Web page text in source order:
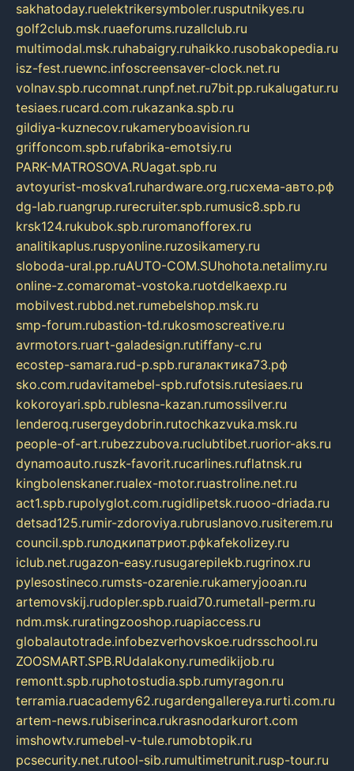
sakhatoday.ruelektrikersymboler.rusputnikyes.ru
golf2club.msk.ruaeforums.ruzallclub.ru
multimodal.msk.ruhabaigry.ruhaikko.rusobakopedia.ru
isz-fest.ruewnc.infoscreensaver-clock.net.ru
volnav.spb.rucomnat.runpf.net.ru7bit.pp.rukalugatur.ru
tesiaes.rucard.com.rukazanka.spb.ru
gildiya-kuznecov.rukameryboavision.ru
griffoncom.spb.rufabrika-emotsiy.ru
PARK-MATROSOVA.RUagat.spb.ru
avtoyurist-moskva1.ruhardware.org.ruсхема-авто.рф
dg-lab.ruangrup.rurecruiter.spb.rumusic8.spb.ru
krsk124.rukubok.spb.ruromanofforex.ru
analitikaplus.ruspyonline.ruzosikamery.ru
sloboda-ural.pp.ruAUTO-COM.SUhohota.netalimy.ru
online-z.comaromat-vostoka.ruotdelkaexp.ru
mobilvest.rubbd.net.rumebelshop.msk.ru
smp-forum.rubastion-td.rukosmoscreative.ru
avrmotors.ruart-galadesign.rutiffany-c.ru
ecostep-samara.rud-p.spb.ruгалактика73.рф
sko.com.rudavitamebel-spb.rufotsis.rutesiaes.ru
kokoroyari.spb.rublesna-kazan.rumossilver.ru
lenderoq.rusergeydobrin.rutochkazvuka.msk.ru
people-of-art.rubezzubova.ruclubtibet.ruorior-aks.ru
dynamoauto.ruszk-favorit.rucarlines.ruflatnsk.ru
kingbolenskaner.rualex-motor.ruastroline.net.ru
act1.spb.rupolyglot.com.rugidlipetsk.ruooo-driada.ru
detsad125.rumir-zdoroviya.rubruslanovo.rusiterem.ru
council.spb.ruлодкипатриот.рфkafekolizey.ru
iclub.net.rugazon-easy.rusugarepilekb.rugrinox.ru
pylesostineco.rumsts-ozarenie.rukameryjooan.ru
artemovskij.rudopler.spb.ruaid70.rumetall-perm.ru
ndm.msk.ruratingzooshop.ruapiaccess.ru
globalautotrade.infobezverhovskoe.rudrsschool.ru
ZOOSMART.SPB.RUdalakony.rumedikijob.ru
remontt.spb.ruphotostudia.spb.rumyragon.ru
terramia.ruacademy62.rugardengallereya.rurti.com.ru
artem-news.rubiserinca.rukrasnodarkurort.com
imshowtv.rumebel-v-tule.rumobtopik.ru
pcsecurity.net.rutool-sib.rumultimetrunit.rusp-tour.ru